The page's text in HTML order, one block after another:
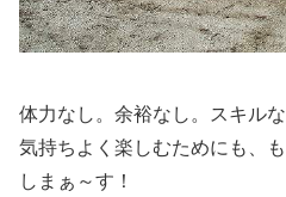
体力なし。余裕なし。スキルな
気持ちよく楽しむためにも、
しまぁ～す！